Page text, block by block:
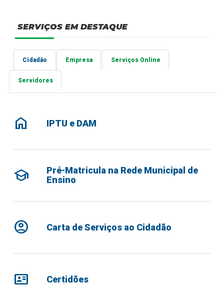
SERVIÇOS EM DESTAQUE
Cidadão Empresa Serviços Online
Servidores
home IPTU e DAM
school
Pré-Matricula na Rede Municipal de
Ensino
account_circle Carta de Serviços ao Cidadão
id_card Certidões